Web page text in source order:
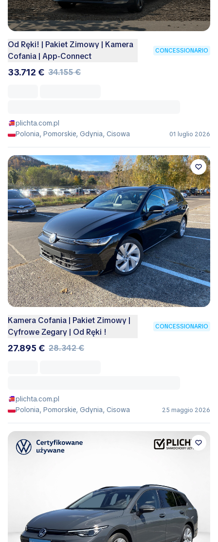
Od Ręki! | Pakiet Zimowy | Kamera
Cofania | App-Connect
CONCESSIONARIO
33.712 € 34.155 €
plichta.com.pl
Polonia, Pomorskie, Gdynia, Cisowa
01 luglio 2026
Kamera Cofania | Pakiet Zimowy |
Cyfrowe Zegary | Od Ręki !
CONCESSIONARIO
27.895 € 28.342 €
plichta.com.pl
Polonia, Pomorskie, Gdynia, Cisowa
25 maggio 2026